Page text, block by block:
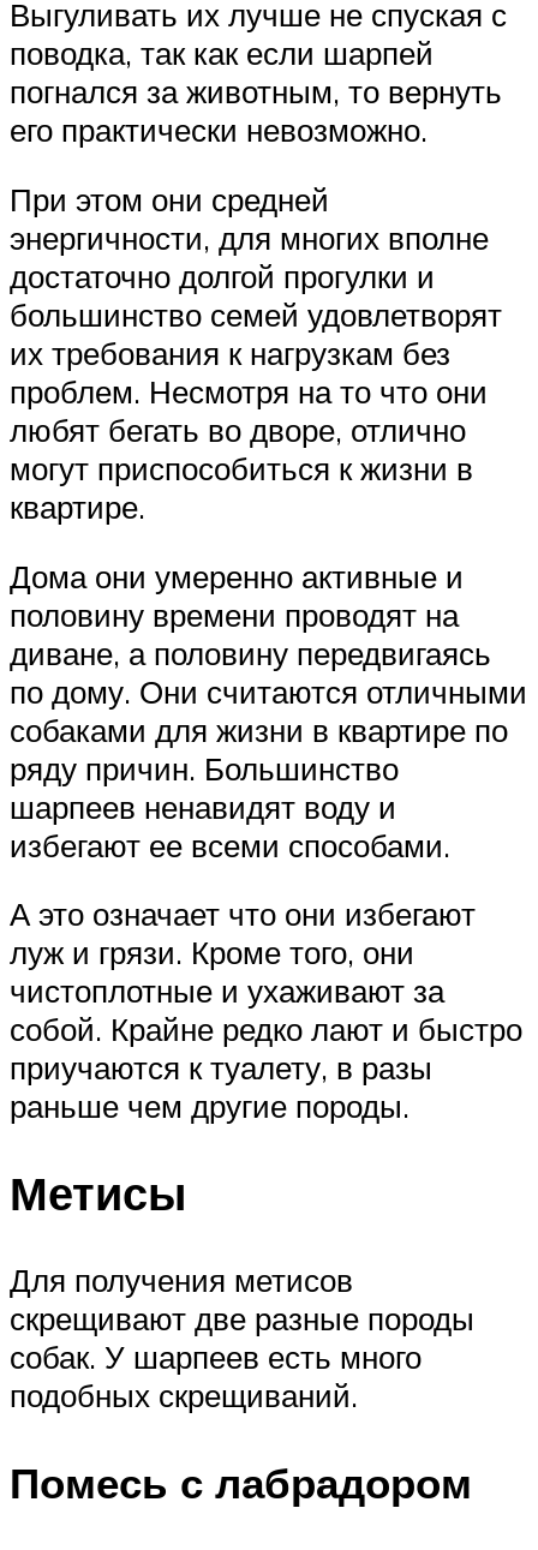
Выгуливать их лучше не спуская с
поводка, так как если шарпей
погнался за животным, то вернуть
его практически невозможно.
При этом они средней
энергичности, для многих вполне
достаточно долгой прогулки и
большинство семей удовлетворят
их требования к нагрузкам без
проблем. Несмотря на то что они
любят бегать во дворе, отлично
могут приспособиться к жизни в
квартире.
Дома они умеренно активные и
половину времени проводят на
диване, а половину передвигаясь
по дому. Они считаются отличными
собаками для жизни в квартире по
ряду причин. Большинство
шарпеев ненавидят воду и
избегают ее всеми способами.
А это означает что они избегают
луж и грязи. Кроме того, они
чистоплотные и ухаживают за
собой. Крайне редко лают и быстро
приучаются к туалету, в разы
раньше чем другие породы.
Метисы
Для получения метисов
скрещивают две разные породы
собак. У шарпеев есть много
подобных скрещиваний.
Помесь с лабрадором